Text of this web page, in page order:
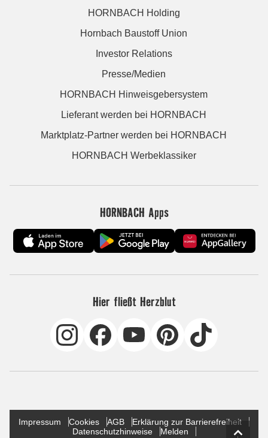
HORNBACH Holding
Hornbach Baustoff Union
Investor Relations
Presse/Medien
HORNBACH Hinweisgebersystem
Lieferant werden bei HORNBACH
Marktplatz-Partner werden bei HORNBACH
HORNBACH Werbeklassiker
HORNBACH Apps
Hier fließt Herzblut
Impressum Cookies AGB
Erklärung zur Barrierefreiheit
Datenschutzhinweise
Melden